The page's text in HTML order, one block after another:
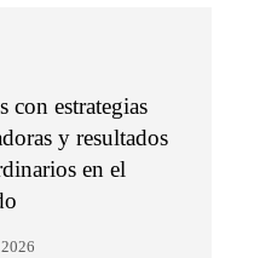
con estrategias
y resultados
en el